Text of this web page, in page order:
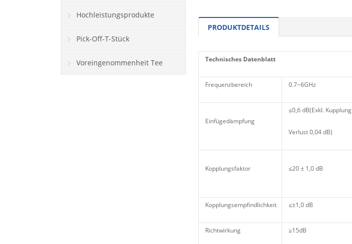
PRODUKTDETAILS
Technisches Datenblatt
Frequenzbereich 0.7~6GHz
Einfügedämpfung
≤0,6 dB(Exkl. Kupplung
Verlust 0,04 dB)
Kopplungsfaktor ≤20 ± 1,0 dB
Kopplungsempfindlichkeit ≤±1,0 dB
Richtwirkung ≥15dB
Hochleistungsprodukte
Pick-Off-T-Stück
Voreingenommenheit Tee